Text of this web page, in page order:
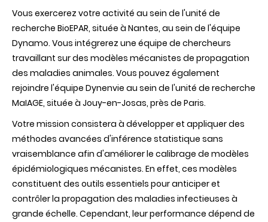
Vous exercerez votre activité au sein de l'unité de
recherche BioEPAR, située à Nantes, au sein de l'équipe
Dynamo. Vous intégrerez une équipe de chercheurs
travaillant sur des modèles mécanistes de propagation
des maladies animales. Vous pouvez également
rejoindre l'équipe Dynenvie au sein de l'unité de recherche
MaIAGE, située à Jouy-en-Josas, près de Paris.
Votre mission consistera à développer et appliquer des
méthodes avancées d'inférence statistique sans
vraisemblance afin d'améliorer le calibrage de modèles
épidémiologiques mécanistes. En effet, ces modèles
constituent des outils essentiels pour anticiper et
contrôler la propagation des maladies infectieuses à
grande échelle. Cependant, leur performance dépend de